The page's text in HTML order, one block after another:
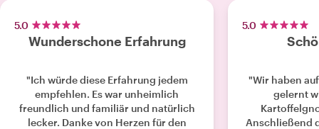
5.0
Wunderschone Erfahrung
"Ich würde diese Erfahrung jedem
empfehlen. Es war unheimlich
freundlich und familiär und natürlich
lecker. Danke von Herzen für den
5.0
"Wir haben
gelernt
Anschließend